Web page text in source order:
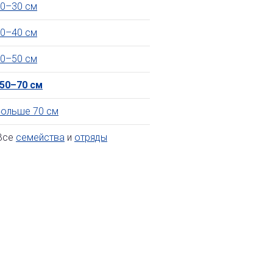
см
см
см
50–70 см
70 см
семейства и отряды